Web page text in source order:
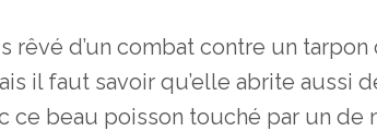
rêvé d’un combat contre un
il faut savoir qu’elle abrite aussi
ce beau poisson touché par un de